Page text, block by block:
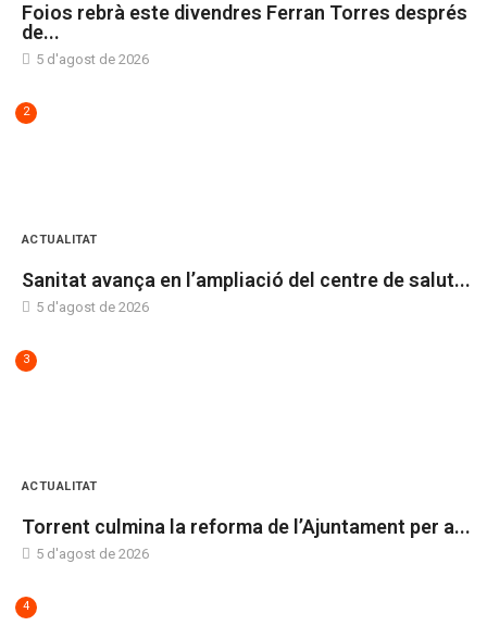
Foios rebrà este divendres Ferran Torres després
de...
5 d'agost de 2026
2
ACTUALITAT
Sanitat avança en l’ampliació del centre de salut...
5 d'agost de 2026
3
ACTUALITAT
Torrent culmina la reforma de l’Ajuntament per a...
5 d'agost de 2026
4